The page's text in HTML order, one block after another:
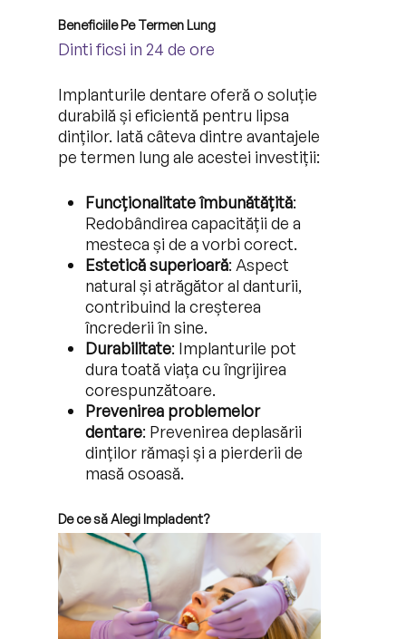
Beneficiile Pe Termen Lung
Dinti ficsi in 24 de ore
Implanturile dentare oferă o soluție
durabilă și eficientă pentru lipsa
dinților. Iată câteva dintre avantajele
pe termen lung ale acestei investiții:
Funcționalitate îmbunătățită:
Redobândirea capacității de a
mesteca și de a vorbi corect.
Estetică superioară: Aspect
natural și atrăgător al danturii,
contribuind la creșterea
încrederii în sine.
Durabilitate: Implanturile pot
dura toată viața cu îngrijirea
corespunzătoare.
Prevenirea problemelor
dentare: Prevenirea deplasării
dinților rămași și a pierderii de
masă osoasă.
De ce să Alegi Impladent?